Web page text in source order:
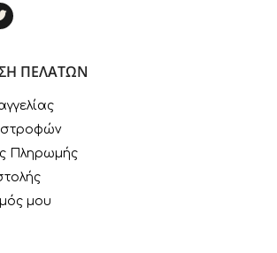
ΠΕΛΑΤΩΝ
Πληρωμής
μου